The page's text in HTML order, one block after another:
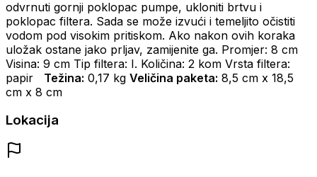
odvrnuti gornji poklopac pumpe, ukloniti brtvu i
poklopac filtera. Sada se može izvući i temeljito očistiti
vodom pod visokim pritiskom. Ako nakon ovih koraka
uložak ostane jako prljav, zamijenite ga. Promjer: 8 cm
Visina: 9 cm Tip filtera: I. Količina: 2 kom Vrsta filtera:
papir Težina: 0,17 kg Veličina paketa: 8,5 cm x 18,5
cm x 8 cm
Lokacija